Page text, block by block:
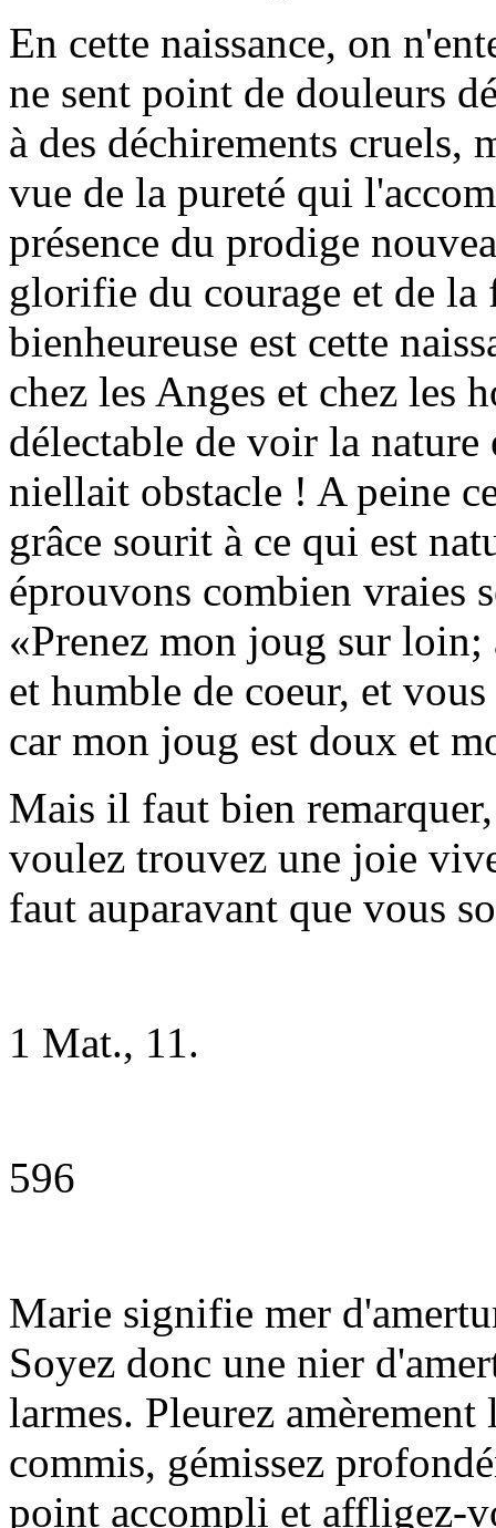
En cette naissance, on
ne sent point de douleurs
à des déchirements cruels,
vue de la pureté qui
présence du prodige
glorifie du courage et de
bienheureuse est cette
chez les Anges et chez les
délectable de voir la
niellait obstacle ! A peine
grâce sourit à ce qui est
éprouvons combien vraies
«Prenez mon joug sur
et humble de coeur, et
car mon joug est doux et
Mais il faut bien
voulez trouvez une joie
faut auparavant que vous
1 Mat., 11.
596
Marie signifie mer
Soyez donc une nier
larmes. Pleurez amèrement
commis, gémissez
point accompli et affligez-